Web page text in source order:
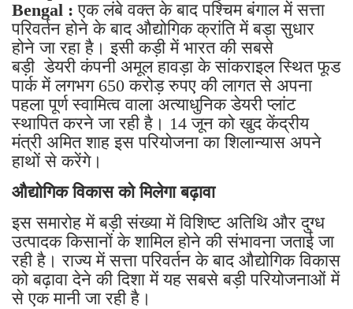
Bengal : एक लंबे वक्त के बाद पश्चिम बंगाल में सत्ता
परिवर्तन होने के बाद औद्योगिक क्रांति में बड़ा सुधार
होने जा रहा है। इसी कड़ी में भारत की सबसे
बड़ी डेयरी कंपनी अमूल हावड़ा के सांकराइल स्थित फूड
पार्क में लगभग 650 करोड़ रुपए की लागत से अपना
पहला पूर्ण स्वामित्व वाला अत्याधुनिक डेयरी प्लांट
स्थापित करने जा रही है। 14 जून को खुद केंद्रीय
मंत्री अमित शाह इस परियोजना का शिलान्यास अपने
हाथों से करेंगे।
औद्योगिक विकास को मिलेगा बढ़ावा
इस समारोह में बड़ी संख्या में विशिष्ट अतिथि और दुग्ध
उत्पादक किसानों के शामिल होने की संभावना जताई जा
रही है। राज्य में सत्ता परिवर्तन के बाद औद्योगिक विकास
को बढ़ावा देने की दिशा में यह सबसे बड़ी परियोजनाओं में
से एक मानी जा रही है।